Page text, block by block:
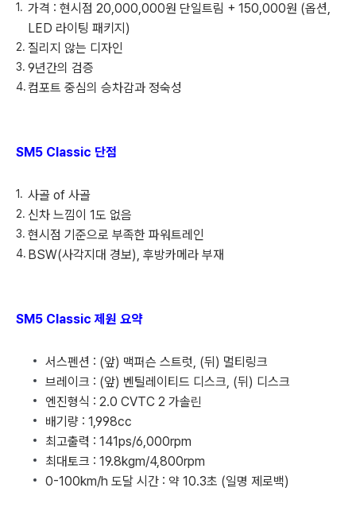
가격 : 현시점 20,000,000원 단일트림 + 150,000원 (옵션,
LED 라이팅 패키지)
질리지 않는 디자인
9년간의 검증
컴포트 중심의 승차감과 정숙성
SM5 Classic 단점
사골 of 사골
신차 느낌이 1도 없음
현시점 기준으로 부족한 파워트레인
BSW(사각지대 경보), 후방카메라 부재
SM5 Classic 제원 요약
서스펜션 : (앞) 맥퍼슨 스트럿, (뒤) 멀티링크
브레이크 : (앞) 벤틸레이티드 디스크, (뒤) 디스크
엔진형식 : 2.0 CVTC 2 가솔린
배기량 : 1,998cc
최고출력 : 141ps/6,000rpm
최대토크 : 19.8kgm/4,800rpm
0-100km/h 도달 시간 : 약 10.3초 (일명 제로백)